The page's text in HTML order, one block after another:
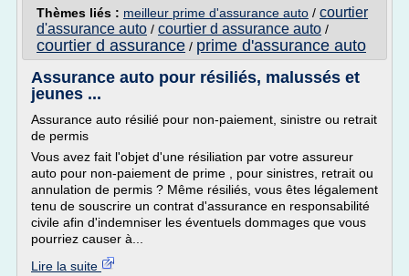
Thèmes liés : meilleur prime d'assurance auto / courtier
d'assurance auto / courtier d assurance auto /
courtier d assurance / prime d'assurance auto
Assurance auto pour résiliés, malussés et
jeunes ...
Assurance auto résilié pour non-paiement, sinistre ou retrait
de permis
Vous avez fait l'objet d'une résiliation par votre assureur
auto pour non-paiement de prime , pour sinistres, retrait ou
annulation de permis ? Même résiliés, vous êtes légalement
tenu de souscrire un contrat d'assurance en responsabilité
civile afin d'indemniser les éventuels dommages que vous
pourriez causer à...
Lire la suite